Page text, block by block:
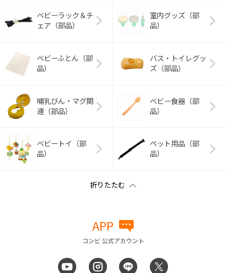
ベビーラック＆チ
ェア（部品）
室内グッズ（部
品）
ベビーふとん（部
品）
バス・トイレグッ
ズ（部品）
哺乳びん・マグ関
連（部品）
ベビー食器（部
品）
ベビートイ（部
品）
ペット用品（部
品）
APP
コンビ 公式アカウント